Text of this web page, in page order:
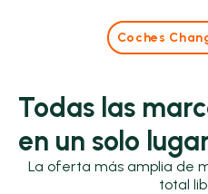
Coches
Todas las
en un solo
La oferta más amplia de
total